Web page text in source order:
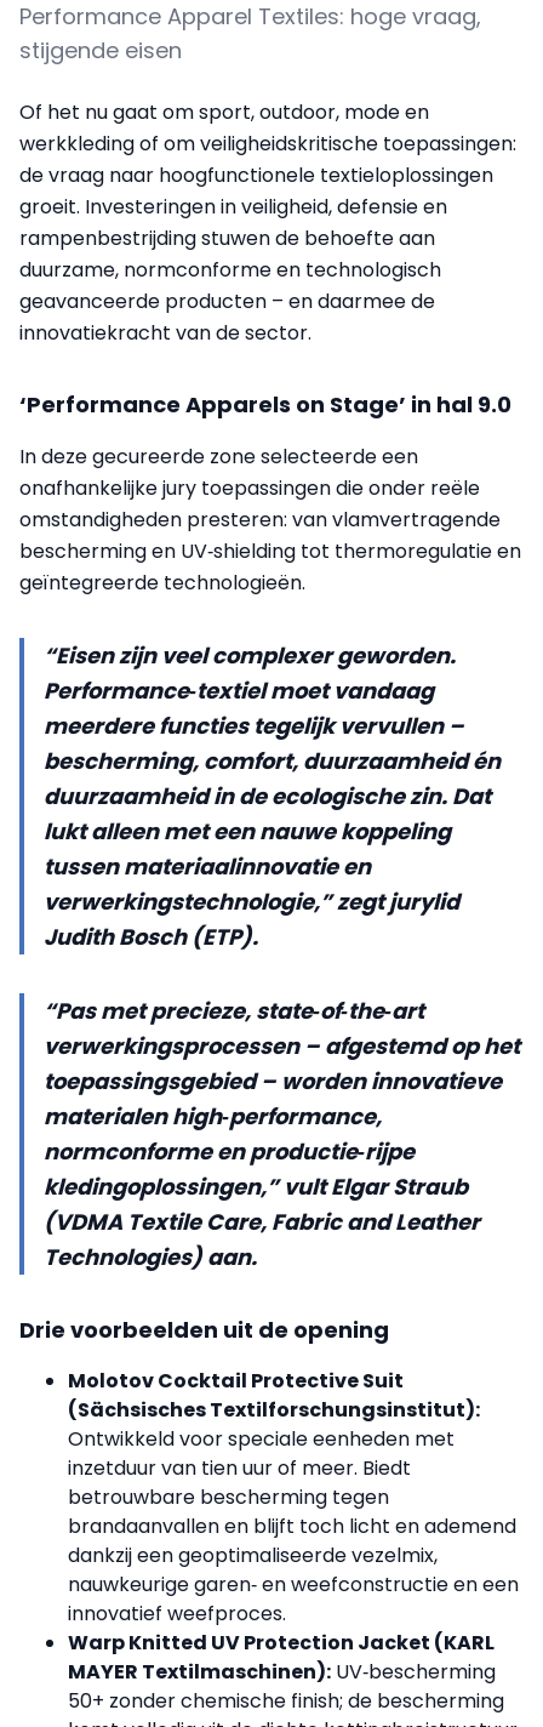
Performance Apparel Textiles: hoge vraag,
stijgende eisen
Of het nu gaat om sport, outdoor, mode en
werkkleding of om veiligheidskritische toepassingen:
de vraag naar hoogfunctionele textieloplossingen
groeit. Investeringen in veiligheid, defensie en
rampenbestrijding stuwen de behoefte aan
duurzame, normconforme en technologisch
geavanceerde producten – en daarmee de
innovatiekracht van de sector.
‘Performance Apparels on Stage’ in hal 9.0
In deze gecureerde zone selecteerde een
onafhankelijke jury toepassingen die onder reële
omstandigheden presteren: van vlamvertragende
bescherming en UV‑shielding tot thermoregulatie en
geïntegreerde technologieën.
“Eisen zijn veel complexer geworden.
Performance‑textiel moet vandaag
meerdere functies tegelijk vervullen –
bescherming, comfort, duurzaamheid én
duurzaamheid in de ecologische zin. Dat
lukt alleen met een nauwe koppeling
tussen materiaalinnovatie en
verwerkingstechnologie,” zegt jurylid
Judith Bosch (ETP).
“Pas met precieze, state‑of‑the‑art
verwerkingsprocessen – afgestemd op het
toepassingsgebied – worden innovatieve
materialen high‑performance,
normconforme en productie‑rijpe
kledingoplossingen,” vult Elgar Straub
(VDMA Textile Care, Fabric and Leather
Technologies) aan.
Drie voorbeelden uit de opening
Molotov Cocktail Protective Suit
(Sächsisches Textilforschungsinstitut):
Ontwikkeld voor speciale eenheden met
inzetduur van tien uur of meer. Biedt
betrouwbare bescherming tegen
brandaanvallen en blijft toch licht en ademend
dankzij een geoptimaliseerde vezelmix,
nauwkeurige garen‑ en weefconstructie en een
innovatief weefproces.
Warp Knitted UV Protection Jacket (KARL
MAYER Textilmaschinen): UV‑bescherming
50+ zonder chemische finish; de bescherming